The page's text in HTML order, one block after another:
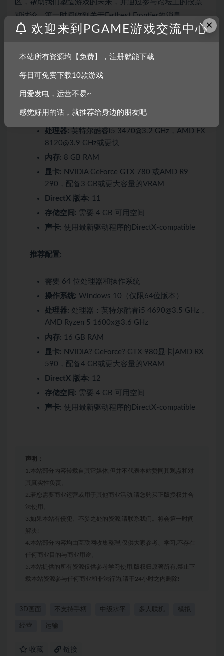
区，帮助我们塑造游戏的未来，并通过参与论坛上的投票
和讨论，第一时间收到关于Farthest Frontier的消息。
最低配置:
操作系统:Windows 10（仅限64位版本）
处理器: 英特尔酷睿i5 3470@3.2 GHz，AMD FX
8120@3.9 GHz或更快
内存: 8 GB RAM
显卡: NVIDIA GeForce GTX 780 或AMD R9
290，配备3 GB或更大容量的VRAM
DirectX 版本: 11
存储空间: 需要 4 GB 可用空间
声卡: 使用最新驱动程序的DirectX-compatible
推荐配置:
需要 64 位处理器和操作系统
操作系统: Windows 10（仅限64位版本）
处理器: 处理器：英特尔酷睿i5 4690@3.5 GHz，
AMD Ryzen 5 1600x@3.6 GHz
内存: 16 GB RAM
显卡: NVIDIA? GeForce? GTX 980显卡|AMD RX
590，配备4 GB或更大容量的VRAM
DirectX 版本: 12
存储空间: 需要 4 GB 可用空间
声卡: 使用最新驱动程序的DirectX-compatible
声明：
1.本站部分内容转载自其它媒体,但并不代表本站赞同其观点和对
其真实性负责。
2.若您需要商业运营或用于其他商业活动,请您购买正版授权并合
法使用。
3.如果本站有侵犯、不妥之处的资源,请联系我们。将会第一时间
解决!
4.本站部分内容均由互联网收集整理,仅供大家参考、学习,不存在
任何商业目的与商业用途。
5.本站提供的所有资源仅供参考学习使用,版权归原著所有,禁止下
载本站资源参与任何商业和非法行为,请于24小时之内删除!
3D画面 不支持手柄 中级水平 多人联机 模拟
经营 运输
收藏 链接
×
欢迎来到PGAME游戏交流中心
本站所有资源均【免费】，注册就能下载
每日可免费下载10款游戏
用爱发电，运营不易~
感觉好用的话，就推荐给身边的朋友吧